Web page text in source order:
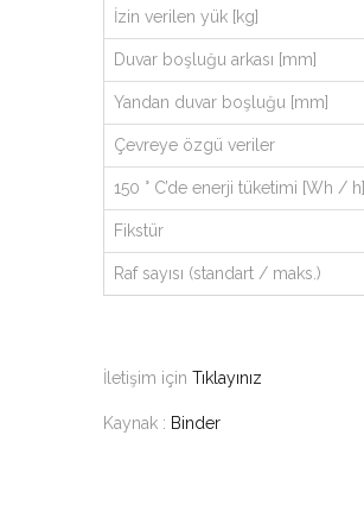
İzin verilen yük [kg]
Duvar boşluğu arkası [mm]
Yandan duvar boşluğu [mm]
Çevreye özgü veriler
150 ° C’de enerji tüketimi [Wh / h]
Fikstür
Raf sayısı (standart / maks.)
İletişim için Tıklayınız
Kaynak : Binder